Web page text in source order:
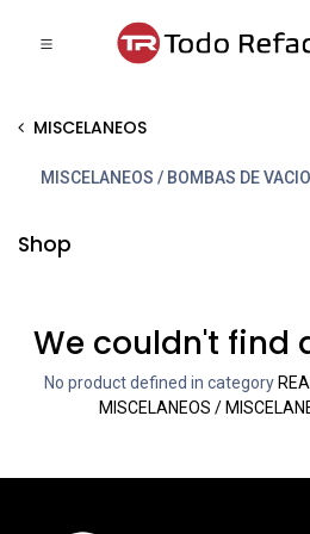
MISCELANEOS
MISCELANEOS / BOMBAS DE VACIO
Shop
We couldn't find
No product defined in category
MISCELANEOS /